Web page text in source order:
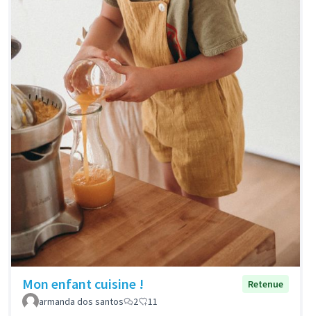
Mon enfant cuisine !
Retenue
armanda dos santos
2 11